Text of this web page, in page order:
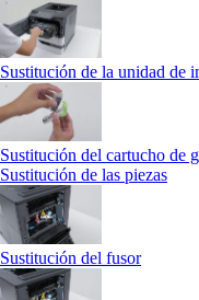
Sustitución de la unidad de
Sustitución del cartucho de
Sustitución de las piezas
Sustitución del fusor